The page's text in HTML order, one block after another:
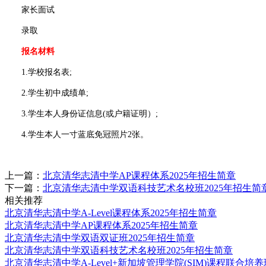
家长面试
录取
报名材料
1.学校报名表;
2.学生初中成绩单;
3.学生本人身份证信息(或户籍证明）;
4.学生本人一寸蓝底免冠照片2张。
上一篇： 北京清华志清中学AP课程体系2025年招生简章
下一篇： 北京清华志清中学双语科技艺术名校班2025年招生简
相关推荐
北京清华志清中学A-Level课程体系2025年招生简章
北京清华志清中学AP课程体系2025年招生简章
北京清华志清中学双语双证班2025年招生简章
北京清华志清中学双语科技艺术名校班2025年招生简章
北京清华志清中学A-Level+新加坡管理学院(SIM)课程联合培养